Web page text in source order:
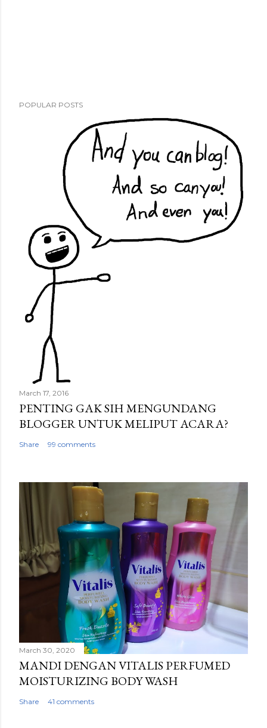
POPULAR POSTS
March 17, 2016
PENTING GAK SIH MENGUNDANG
BLOGGER UNTUK MELIPUT ACARA?
Share 99 comments
March 30, 2020
MANDI DENGAN VITALIS PERFUMED
MOISTURIZING BODY WASH
Share 41 comments